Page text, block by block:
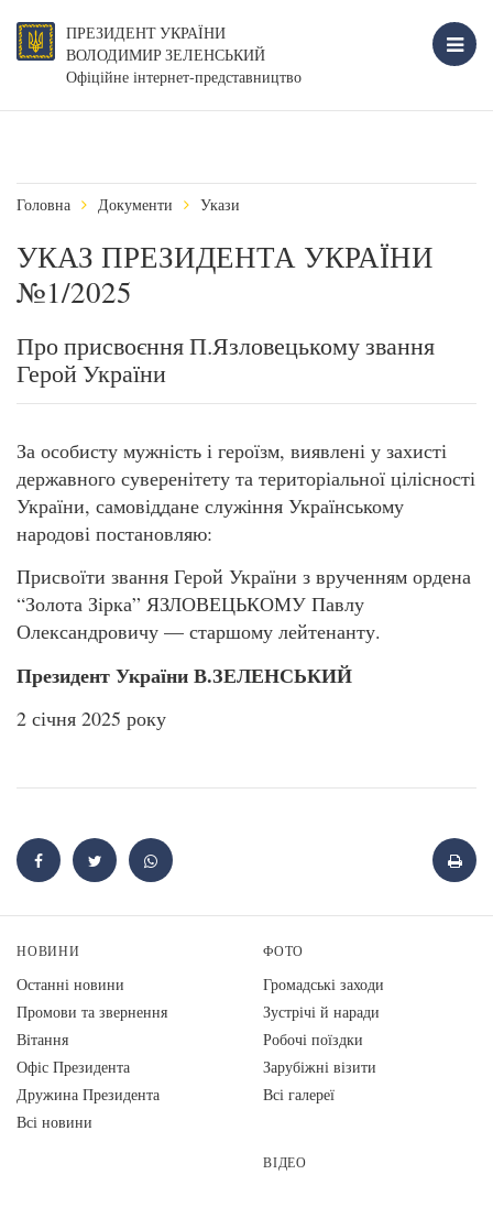
ПРЕЗИДЕНТ УКРАЇНИ
ВОЛОДИМИР ЗЕЛЕНСЬКИЙ
Офіційне інтернет-представництво
Головна Документи Укази
УКАЗ ПРЕЗИДЕНТА УКРАЇНИ
№1/2025
Про присвоєння П.Язловецькому звання
Герой України
За особисту мужність і героїзм, виявлені у захисті
державного суверенітету та територіальної цілісності
України, самовіддане служіння Українському
народові постановляю:
Присвоїти звання Герой України з врученням ордена
“Золота Зірка” ЯЗЛОВЕЦЬКОМУ Павлу
Олександровичу — старшому лейтенанту.
Президент України В.ЗЕЛЕНСЬКИЙ
2 січня 2025 року
НОВИНИ
Останні новини
Промови та звернення
Вiтання
Офіс Президента
Дружина Президента
Всі новини
ФОТО
Громадські заходи
Зустрічі й наради
Робочі поїздки
Зарубіжні візити
Всі галереї
ВІДЕО